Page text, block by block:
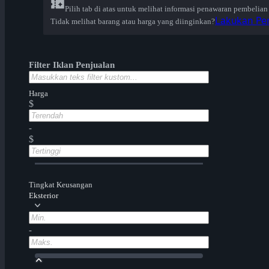
Pilih tab di atas untuk melihat informasi penawaran pembelian
Tidak melihat barang atau harga yang diinginkan?Lakukan
Filter Iklan Penjualan
Harga
$
-
$
Tingkat Keusangan
Eksterior
-